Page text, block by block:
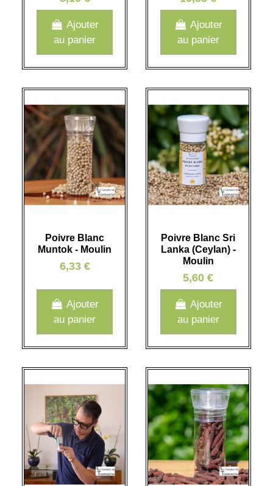
Ajouter
au panier
Ajouter
au panier
Poivre Blanc
Muntok - Moulin
6,33 €
Ajouter
au panier
Poivre Blanc Sri
Lanka (Ceylan) -
Moulin
5,60 €
Ajouter
au panier